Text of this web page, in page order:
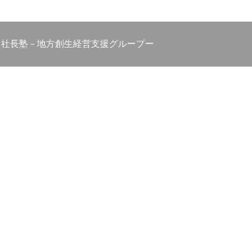
社長塾－地方創生経営支援グループー